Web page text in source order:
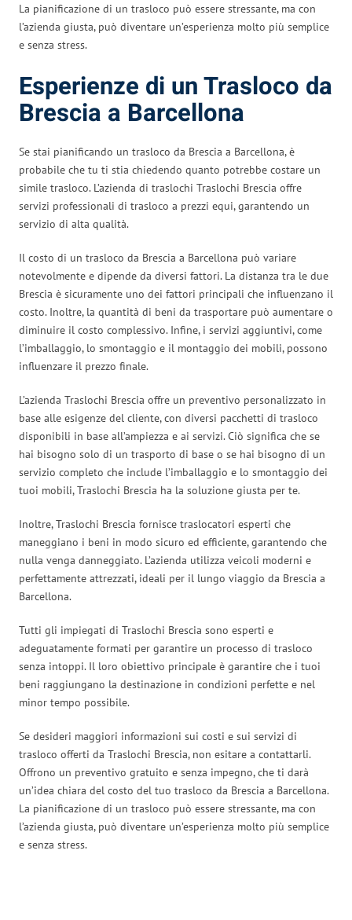
La pianificazione di un trasloco può essere stressante, ma con
l’azienda giusta, può diventare un’esperienza molto più semplice
e senza stress.
Esperienze di un Trasloco da
Brescia a Barcellona
Se stai pianificando un trasloco da Brescia a Barcellona, è
probabile che tu ti stia chiedendo quanto potrebbe costare un
simile trasloco. L’azienda di traslochi Traslochi Brescia offre
servizi professionali di trasloco a prezzi equi, garantendo un
servizio di alta qualità.
Il costo di un trasloco da Brescia a Barcellona può variare
notevolmente e dipende da diversi fattori. La distanza tra le due
Brescia è sicuramente uno dei fattori principali che influenzano il
costo. Inoltre, la quantità di beni da trasportare può aumentare o
diminuire il costo complessivo. Infine, i servizi aggiuntivi, come
l’imballaggio, lo smontaggio e il montaggio dei mobili, possono
influenzare il prezzo finale.
L’azienda Traslochi Brescia offre un preventivo personalizzato in
base alle esigenze del cliente, con diversi pacchetti di trasloco
disponibili in base all’ampiezza e ai servizi. Ciò significa che se
hai bisogno solo di un trasporto di base o se hai bisogno di un
servizio completo che include l’imballaggio e lo smontaggio dei
tuoi mobili, Traslochi Brescia ha la soluzione giusta per te.
Inoltre, Traslochi Brescia fornisce traslocatori esperti che
maneggiano i beni in modo sicuro ed efficiente, garantendo che
nulla venga danneggiato. L’azienda utilizza veicoli moderni e
perfettamente attrezzati, ideali per il lungo viaggio da Brescia a
Barcellona.
Tutti gli impiegati di Traslochi Brescia sono esperti e
adeguatamente formati per garantire un processo di trasloco
senza intoppi. Il loro obiettivo principale è garantire che i tuoi
beni raggiungano la destinazione in condizioni perfette e nel
minor tempo possibile.
Se desideri maggiori informazioni sui costi e sui servizi di
trasloco offerti da Traslochi Brescia, non esitare a contattarli.
Offrono un preventivo gratuito e senza impegno, che ti darà
un’idea chiara del costo del tuo trasloco da Brescia a Barcellona.
La pianificazione di un trasloco può essere stressante, ma con
l’azienda giusta, può diventare un’esperienza molto più semplice
e senza stress.